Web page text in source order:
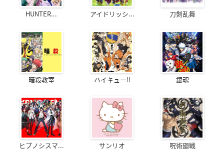
HUNTER... アイドリッシ... 刀剣乱舞
暗殺教室 ハイキュー!! 銀魂
ヒプノシスマ... サンリオ 呪術廻戦